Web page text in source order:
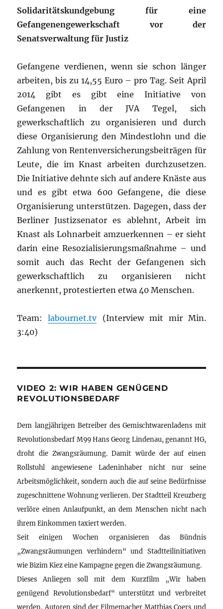
Solidaritätskundgebung für eine
Gefangenengewerkschaft vor der
Senatsverwaltung für Justiz
Gefangene verdienen, wenn sie schon länger
arbeiten, bis zu 14,55 Euro – pro Tag. Seit April
2014 gibt es gibt eine Initiative von
Gefangenen in der JVA Tegel, sich
gewerkschaftlich zu organisieren und durch
diese Organisierung den Mindestlohn und die
Zahlung von Rentenversicherungsbeiträgen für
Leute, die im Knast arbeiten durchzusetzen.
Die Initiative dehnte sich auf andere Knäste aus
und es gibt etwa 600 Gefangene, die diese
Organisierung unterstützen. Dagegen, dass der
Berliner Justizsenator es ablehnt, Arbeit im
Knast als Lohnarbeit amzuerkennen – er sieht
darin eine Resozialisierungsmaßnahme – und
somit auch das Recht der Gefangenen sich
gewerkschaftlich zu organisieren nicht
anerkennt, protestierten etwa 40 Menschen.
Team:labournet.tv(Interview mit mir Min.
3:40)
VIDEO 2: WIR HABEN GENÜGEND
REVOLUTIONSBEDARF
Dem langjährigen Betreiber des Gemischtwarenladens mit
Revolutionsbedarf M99 Hans Georg Lindenau, genannt HG,
droht die Zwangsräumung. Damit würde der auf einen
Rollstuhl angewiesene Ladeninhaber nicht nur seine
Arbeitsmöglichkeit, sondern auch die auf seine Bedürfnisse
zugeschnittene Wohnung verlieren. Der Stadtteil Kreuzberg
verlöre einen Anlaufpunkt, an dem Menschen nicht nach
ihrem Einkommen taxiert werden.
Seit einigen Wochen organisieren das Bündnis
„Zwangsräumungen verhindern“ und Stadtteilinitiativen
wie Bizim Kiez eine Kampagne gegen die Zwangsräumung.
Dieses Anliegen soll mit dem Kurzfilm „Wir haben
genügend Revolutionsbedarf“ unterstützt und verbreitet
werden. Autoren sind der Filmemacher Matthias Coers und